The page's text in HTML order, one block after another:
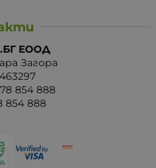
ЕООД
Загора
854 888
854 888